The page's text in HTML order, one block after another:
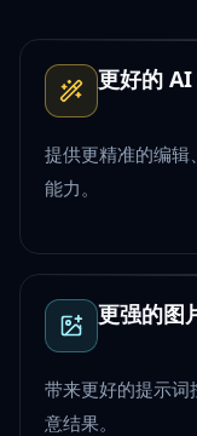
更好的
提供更精准的编辑
能力。
更强的图
带来更好的提示词
意结果。